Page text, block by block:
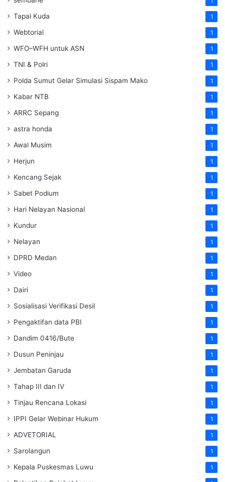
Tapal Kuda 1
Webtorial 1
WFO–WFH untuk ASN 1
TNI & Polri 1
Polda Sumut Gelar Simulasi Sispam Mako 1
Kabar NTB 1
ARRC Sepang 1
astra honda 1
Awal Musim 1
Herjun 1
Kencang Sejak 1
Sabet Podium 1
Hari Nelayan Nasional 1
Kundur 1
Nelayan 1
DPRD Medan 1
Video 1
Dairi 1
Sosialisasi Verifikasi Desil 1
Pengaktifan data PBI 1
Dandim 0416/Bute 1
Dusun Peninjau 1
Jembatan Garuda 1
Tahap III dan IV 1
Tinjau Rencana Lokasi 1
IPPI Gelar Webinar Hukum 1
ADVETORIAL 1
Sarolangun 1
Kepala Puskesmas Luwu 1